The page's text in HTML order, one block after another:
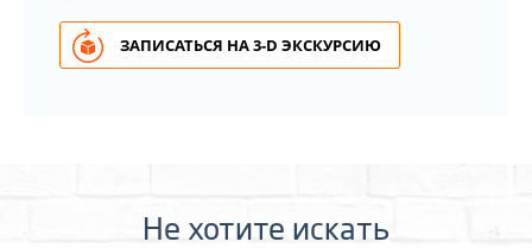
ЗАПИСАТЬСЯ НА 3-D ЭКСКУРСИЮ
Не хотите искать